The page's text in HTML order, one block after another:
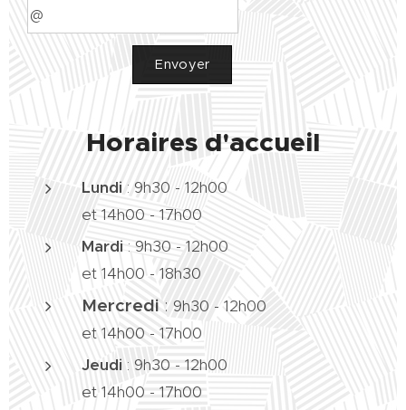
Envoyer
Horaires d'accueil
Lundi : 9h30 - 12h00
et 14h00 - 17h00
Mardi : 9h30 - 12h00
et 14h00 - 18h30
Mercredi : 9h30 - 12h00
et 14h00 - 17h00
Jeudi : 9h30 - 12h00
et 14h00 - 17h00